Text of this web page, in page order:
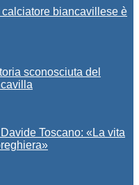
biancavillese è
sconosciuta del
Toscano: «La vita